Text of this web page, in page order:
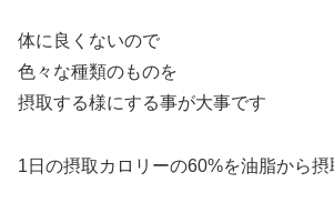
体に良くないので
色々な種類のものを
摂取する様にする事が大事です
1日の摂取カロリーの60%を油脂から摂